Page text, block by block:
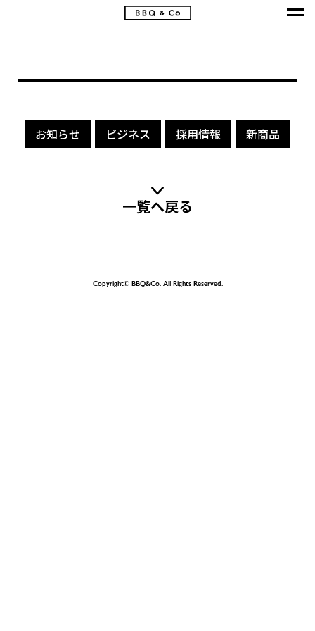
お知らせ ビジネス 採用情報 新商品
一覧へ戻る
Copyright© BBQ&Co. All Rights Reserved.